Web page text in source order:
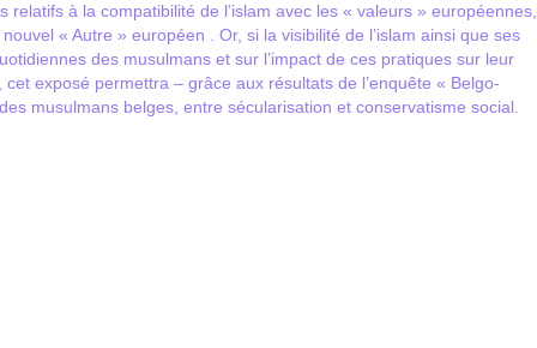
à la compatibilité de l’islam avec les « valeurs » européennes,
« Autre » européen . Or, si la visibilité de l’islam ainsi que ses
des musulmans et sur l’impact de ces pratiques sur leur
exposé permettra – grâce aux résultats de l’enquête « Belgo-
musulmans belges, entre sécularisation et conservatisme social.